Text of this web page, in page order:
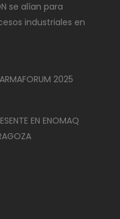
se alían para
industriales en
2025
EN ENOMAQ